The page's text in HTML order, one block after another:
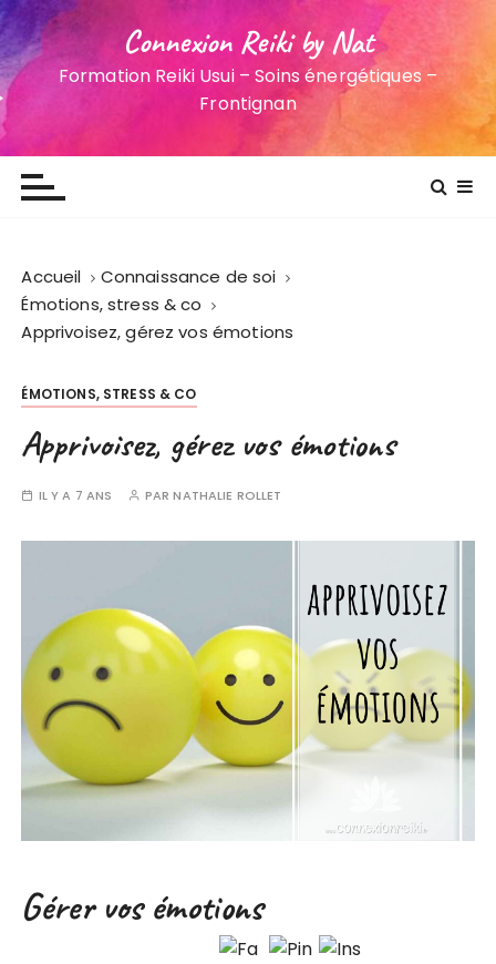
Connexion Reiki by Nat
Formation Reiki Usui – Soins énergétiques –
Frontignan
Accueil
Connaissance de soi
Émotions, stress & co
Apprivoisez, gérez vos émotions
ÉMOTIONS, STRESS & CO
Apprivoisez, gérez vos émotions
IL Y A 7 ANS PARNATHALIE ROLLET
Gérer vos émotions